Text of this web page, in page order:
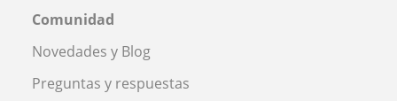
Comunidad
Novedades y Blog
Preguntas y respuestas